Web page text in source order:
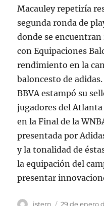
Macauley repetiría
segunda ronda de
donde se
con Equipaciones
rendimiento en la
baloncesto de
BBVA estampó su
jugadores del
en la Final de la
presentada por
y la tonalidad de
la equipación del
presentar
Autor
istern
Publicado
29 de enero